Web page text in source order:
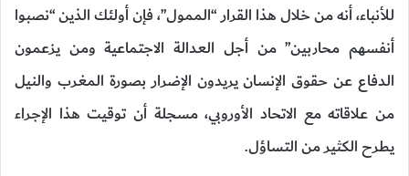
للأنباء، أنه من خلال هذا القرار “الممول”، فإن أولئك الذين “نصبوا
أنفسهم محاربين” من أجل العدالة الاجتماعية ومن يزعمون
الدفاع عن حقوق الإنسان يريدون الإضرار بصورة المغرب والنيل
من علاقاته مع الاتحاد الأوروبي، مسجلة أن توقيت هذا الإجراء
يطرح الكثير من التساؤل.